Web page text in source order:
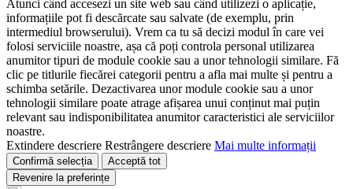
Atunci când accesezi un site web sau când utilizezi o aplicație,
informațiile pot fi descărcate sau salvate (de exemplu, prin
intermediul browserului). Vrem ca tu să decizi modul în care vei
folosi serviciile noastre, așa că poți controla personal utilizarea
anumitor tipuri de module cookie sau a unor tehnologii similare. Fă
clic pe titlurile fiecărei categorii pentru a afla mai multe și pentru a
schimba setările. Dezactivarea unor module cookie sau a unor
tehnologii similare poate atrage afișarea unui conținut mai puțin
relevant sau indisponibilitatea anumitor caracteristici ale serviciilor
noastre.
Extindere descriere Restrângere descriere Mai multe informații
Confirmă selecția
Acceptă tot
Revenire la preferințe